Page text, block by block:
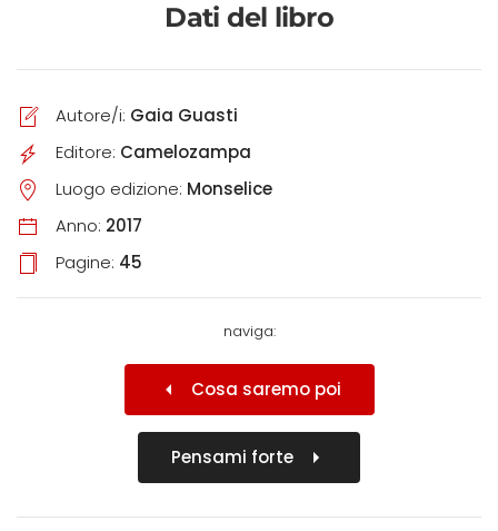
Dati del libro
Autore/i: Gaia Guasti
Editore: Camelozampa
Luogo edizione: Monselice
Anno: 2017
Pagine: 45
naviga:
Cosa saremo poi
Pensami forte